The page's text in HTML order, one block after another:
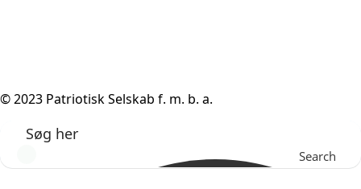
© 2023 Patriotisk Selskab f. m. b. a.
Search